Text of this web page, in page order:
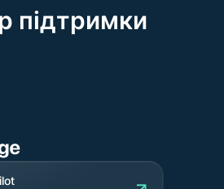
підтримки